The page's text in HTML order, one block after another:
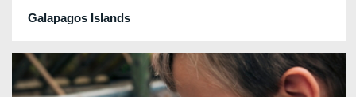
Galapagos Islands